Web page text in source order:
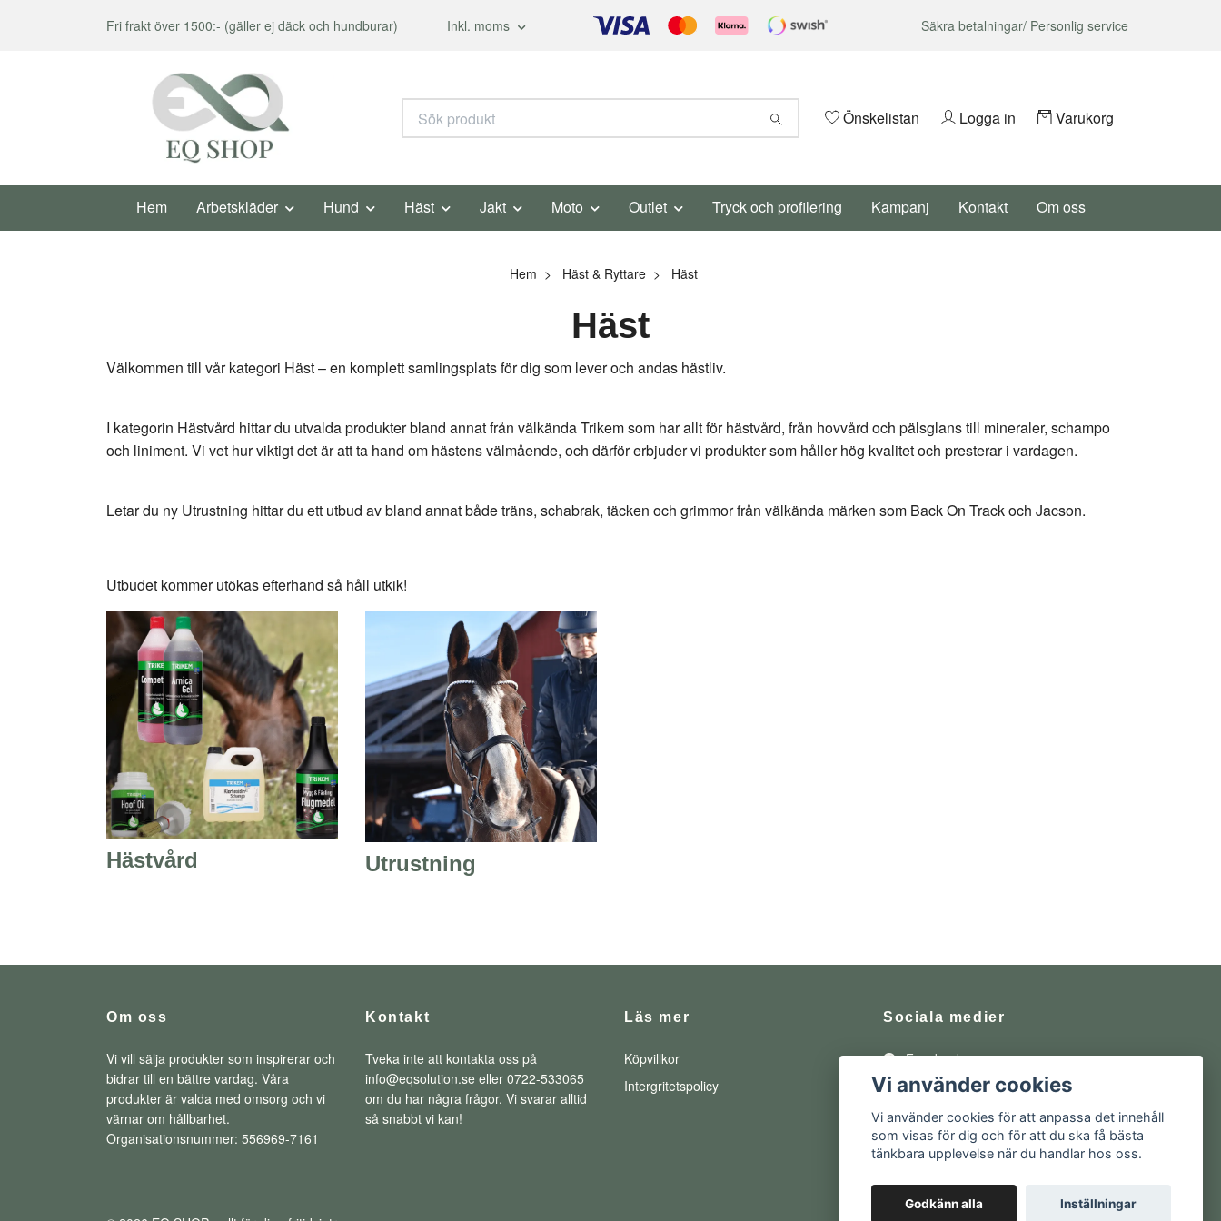
Fri frakt över 1500:- (gäller ej däck och hundburar) Inkl. moms Säkra betalningar/ Personlig service
Önskelistan Logga in Varukorg
Hem Arbetskläder Hund Häst Jakt Moto Outlet Tryck och profilering Kampanj Kontakt Om oss
Hem Häst & Ryttare Häst
Häst
Välkommen till vår kategori Häst – en komplett samlingsplats för dig som lever och andas hästliv.
I kategorin Hästvård hittar du utvalda produkter bland annat från välkända Trikem som har allt för hästvård, från hovvård och pälsglans till mineraler, schampo
och liniment. Vi vet hur viktigt det är att ta hand om hästens välmående, och därför erbjuder vi produkter som håller hög kvalitet och presterar i vardagen.
Letar du ny Utrustning hittar du ett utbud av bland annat både träns, schabrak, täcken och grimmor från välkända märken som Back On Track och Jacson.
Utbudet kommer utökas efterhand så håll utkik!
Hästvård Utrustning
Om oss
Vi vill sälja produkter som inspirerar och
bidrar till en bättre vardag. Våra
produkter är valda med omsorg och vi
värnar om hållbarhet.
Organisationsnummer: 556969-7161
Kontakt
Tveka inte att kontakta oss på
info@eqsolution.se eller 0722-533065
om du har några frågor. Vi svarar alltid
så snabbt vi kan!
Läs mer
Köpvillkor
Intergritetspolicy
Sociala medier
Facebook
Instagram
Vi använder cookies
Vi använder cookies för att anpassa det innehåll
som visas för dig och för att du ska få bästa
tänkbara upplevelse när du handlar hos oss.
Godkänn alla Inställningar